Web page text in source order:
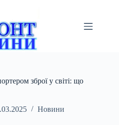
зброї у світі: що
Новини